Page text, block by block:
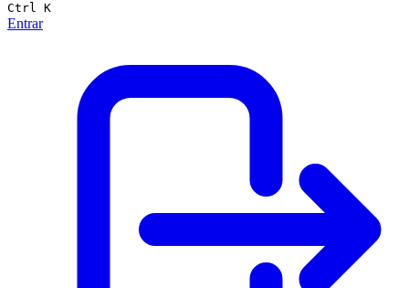
Ctrl K
Entrar